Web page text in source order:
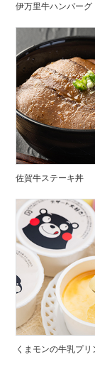
伊万里牛ハンバーグ
佐賀牛ステーキ丼
くまモンの牛乳プリ